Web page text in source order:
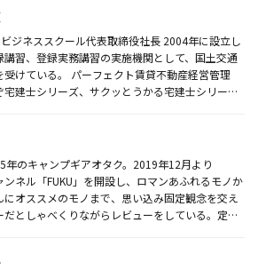
ジネススクール代表取締役社長 2004年に設立し
講習、登録実務講習の実施機関として、国土交通
受けている。 パーフェクト賃貸不動産経営管理
宅建士シリーズ、サクッとうかる宅建士シリーズ
年のキャンプギアオタク。2019年12月より
ンネル「FUKU」を開設し、ロマンあふれるモノか
にオススメのモノまで、思い込み固定観念を交え
だとしゃべくりながらレビューをしている。定番